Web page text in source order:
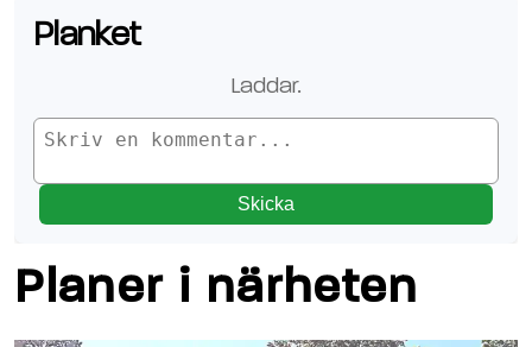
Planket
Laddar.
Skicka
Planer i närheten